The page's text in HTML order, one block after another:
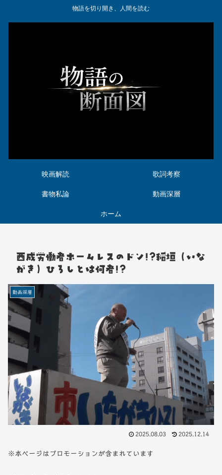
物語を切り開き、人間を読む
映画解読 歌詞考察
書物私論 動画深層
ホーム
西成労働者ホームレスのドン!?稲垣（いな
がき）ひろしとは何者!?
動画深層
2025.08.03 2025.12.14
※本ページはプロモーションが含まれています